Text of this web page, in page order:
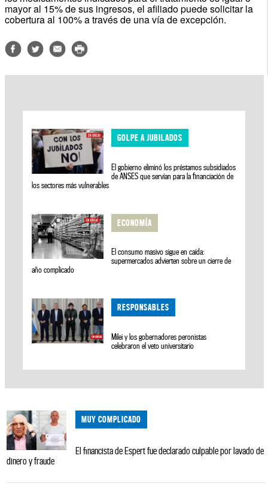
mayor al 15% de sus ingresos, el afiliado puede solicitar la
cobertura al 100% a través de una vía de excepción.
GOLPE A JUBILADOS
El gobierno eliminó los préstamos subsidiados
de ANSES que servían para la financiación de
los sectores más vulnerables
ECONOMÍA
El consumo masivo sigue en caída:
supermercados advierten sobre un cierre de
año complicado
RESPONSABLES
Milei y los gobernadores peronistas
celebraron el veto universitario
MUY COMPLICADO
El financista de Espert fue declarado culpable por lavado de
dinero y fraude